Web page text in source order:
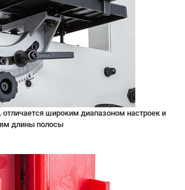
широким диапазоном настроек и
длины полосы